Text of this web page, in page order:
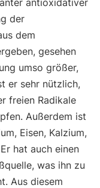
antioxidativer
der
dem
gesehen
umso größer,
er sehr nützlich,
freien Radikale
Außerdem ist
Eisen, Kalzium,
hat auch einen
was ihn zu
Aus diesem